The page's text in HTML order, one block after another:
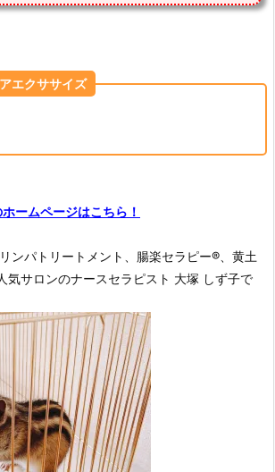
エクササイズ
ームページはこちら！
ンパトリートメント、腸楽セラピー®︎、黄土
気サロンのナースセラピスト 大塚 しず子で